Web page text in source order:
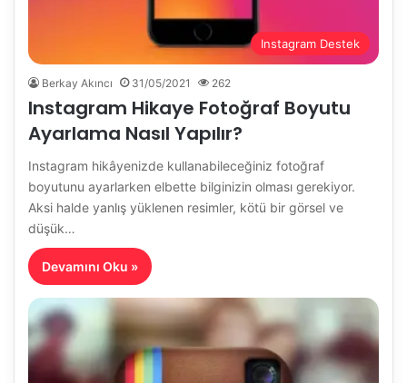
Instagram Destek
Berkay Akıncı 31/05/2021 262
Instagram Hikaye Fotoğraf Boyutu
Ayarlama Nasıl Yapılır?
Instagram hikâyenizde kullanabileceğiniz fotoğraf
boyutunu ayarlarken elbette bilginizin olması gerekiyor.
Aksi halde yanlış yüklenen resimler, kötü bir görsel ve
düşük…
Devamını Oku »